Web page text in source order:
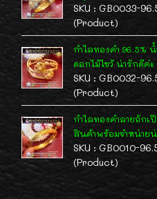
SKU : GB0033-
(Product)
กำไลทองคำ 96.5%
ดอกไม้ไขว้ น่ารักดีค่ะ
SKU : GB0032-
(Product)
กำไลทองคำลายถักเ
สินค้าพร้อมจำหน่าย
SKU : GB0010-
(Product)